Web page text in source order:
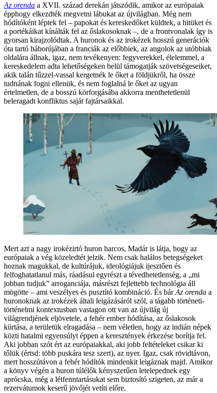
Az orenda a XVII. század derekán játszódik, amikor az európaiak
épphogy elkezdték megvetni lábukat az újvilágban. Még nem
hódítóként léptek fel – papokat és kereskedőket küldtek, a hitüket és
a portékáikat kínálták fel az őslakosoknak –, de a frontvonalak így is
gyorsan kirajzolódtak. A huronok és az irokézek hosszú generációk
óta tartó háborújában a franciák az előbbiek, az angolok az utóbbiak
oldalára állnak, igaz, nem tevékenyen: fegyverekkel, élelemmel, a
kereskedelem adta lehetőségeken belül támogatják szövetségeseiket,
akik talán tűzzel-vassal kergetnék le őket a földjükről, ha össze
tudnának fogni ellenük, és nem foglalná le őket az ugyan
értelmetlen, de a bosszú körforgásába akkorra menthetetlenül
beleragadt konfliktus saját fajtársaikkal.
Mert azt a nagy irokézirtó huron harcos, Madár is látja, hogy az
európaiak a vég közeledtét jelzik. Nem csak halálos betegségeket
hoznak magukkal, de kultúrájuk, ideológiájuk ijesztően és
felfoghatatlanul más, ráadásul egyrészt a tévedhetetlenség, a „mi
jobban tudjuk” arroganciája, másrészt fejlettebb technológia áll
mögötte – ami veszélyes és pusztító kombináció. És bárAz orenda a
huronoknak az irokézek általi leigázásáról szól, a tágabb történeti-
történelmi kontextusban vastagon ott van az újvilág új
világrendjének eljövetele, a fehér ember hódítása, az őslakosok
kiirtása, a területük elragadása – nem véletlen, hogy az indián népek
közti hatalmi egyensúlyt éppen a keresztények érkezése borítja fel.
Aki jobban szót ért az európaiakkal, aki jobb feltételeket csikar ki
tőlük (értsd: több puskára tesz szert), az nyer. Igaz, csak rövidtávon,
mert hosszútávon a fehér hódítók mindenkit leigáznak majd. Amikor
a könyv végén a huron túlélők kényszerűen letelepednek egy
aprócska, még a létfenntartásukat sem biztosító szigeten, az már a
rezervátumok keserű jövőjét vetíti előre.